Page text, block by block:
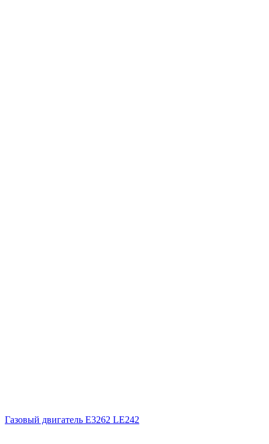
Газовый двигатель E3262 LE242